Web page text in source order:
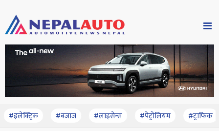
#इलेक्ट्रिक #बजाज #लाइसेन्स #पेट्रोलियम #ट्राफिक